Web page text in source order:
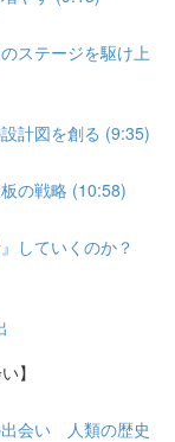
ステージを駆け上
計図を創る (9:35)
の戦略 (10:58)
していくのか？
】
会い 人類の歴史